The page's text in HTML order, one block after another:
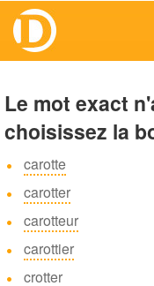
Le mot exact
choisissez la
carotte
carotter
carotteur
carottier
crotter